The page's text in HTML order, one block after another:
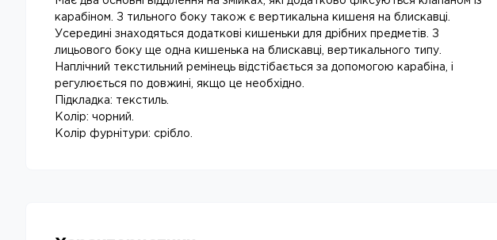
карабіном. З тильного боку також є вертикальна кишеня на блискавці.
Усередині знаходяться додаткові кишеньки для дрібних предметів. З
лицьового боку ще одна кишенька на блискавці, вертикального типу.
Наплічний текстильний ремінець відстібається за допомогою карабіна, і
регулюється по довжині, якщо це необхідно.
Підкладка: текстиль.
Колір: чорний.
Колір фурнітури: срібло.